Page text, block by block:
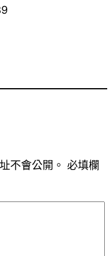
不會公開。 必填欄